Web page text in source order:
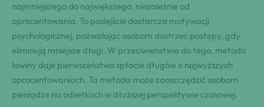
najmniejszego do największego, niezależnie od
oprocentowania. To podejście dostarcza motywacji
psychologicznej, pozwalając osobom dostrzec postępy, gdy
eliminują mniejsze długi. W przeciwieństwie do tego, metoda
lawiny daje pierwszeństwo spłacie długów o najwyższych
oprocentowaniach. Ta metoda może zaoszczędzić osobom
pieniądze na odsetkach w dłuższej perspektywie czasowej.